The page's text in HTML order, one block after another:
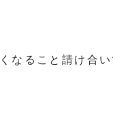
なること請け合い